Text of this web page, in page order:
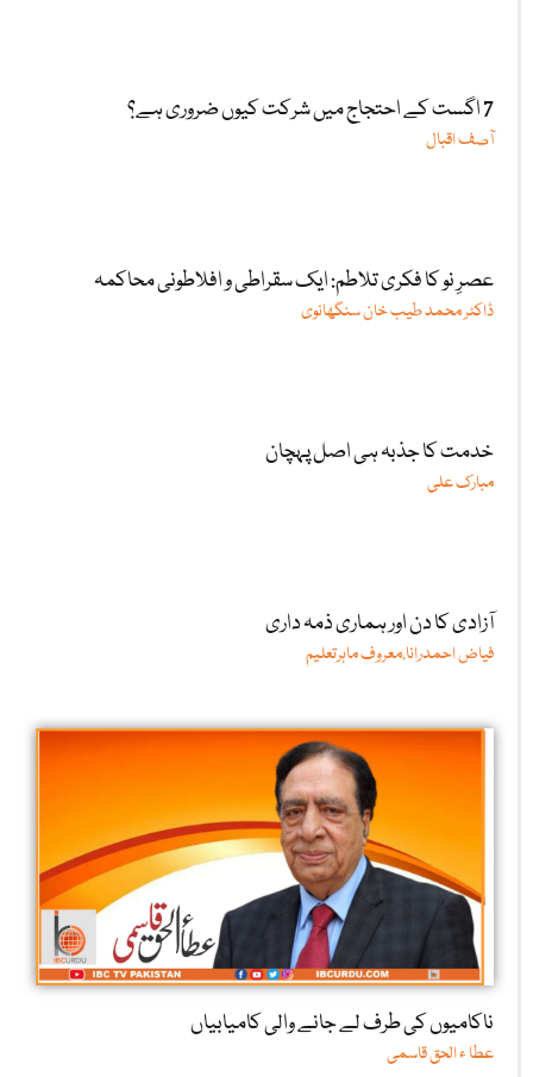
7 اگست کے احتجاج میں شرکت کیوں ضروری ہے؟
آصف اقبال
عصرِ نو کا فکری تلاطم: ایک سقراطی و افلاطونی محاکمہ
ڈاکٹر محمد طیب خان سنگھانوی
خدمت کا جذبہ ہی اصل پہچان
مبارک علی
آزادی کا دن اور ہماری ذمہ داری
فیاض احمدرانا،معروف ماہرتعلیم
ناکامیوں کی طرف لے جانے والی کامیابیاں
عطا ء الحق قاسمی